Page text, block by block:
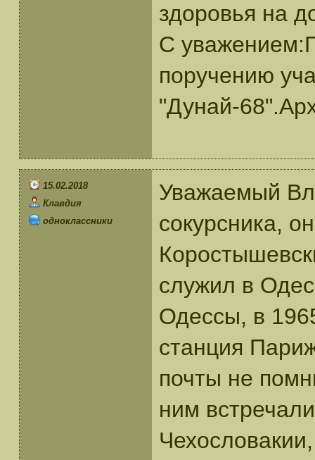
здоровья на
С
поручению
"Дунай-
15.02.2018
Клавдия
одноклассники
Уважаемый
сокурсника,
служил в
Одессы, в
станция
почты не
ним